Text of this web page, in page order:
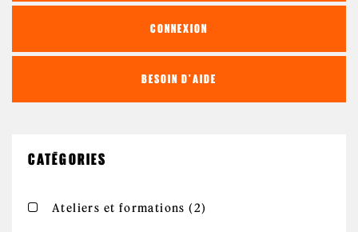
CONNEXION
BESOIN D'AIDE
CATÉGORIES
Apply Ateliers et formations filter
Ateliers et formations (2)